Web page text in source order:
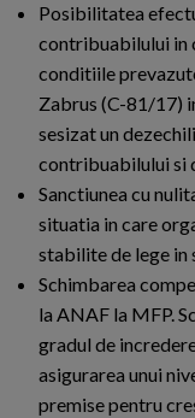
Posibilitatea
contribuabilului in
conditiile
Zabrus (C-81/17)
sesizat un
contribuabilului si
Sanctiunea cu
situatia in care
stabilite de lege in
Schimbarea
la ANAF la MFP.
gradul de
asigurarea unui
premise pentru